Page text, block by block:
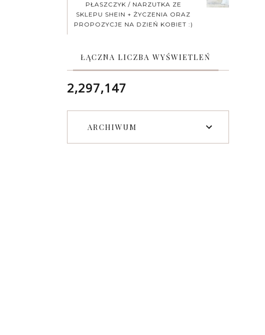
PŁASZCZYK / NARZUTKA ZE
SKLEPU SHEIN + ŻYCZENIA ORAZ
PROPOZYCJE NA DZIEŃ KOBIET :)
ŁĄCZNA LICZBA WYŚWIETLEŃ
2,297,147
ARCHIWUM